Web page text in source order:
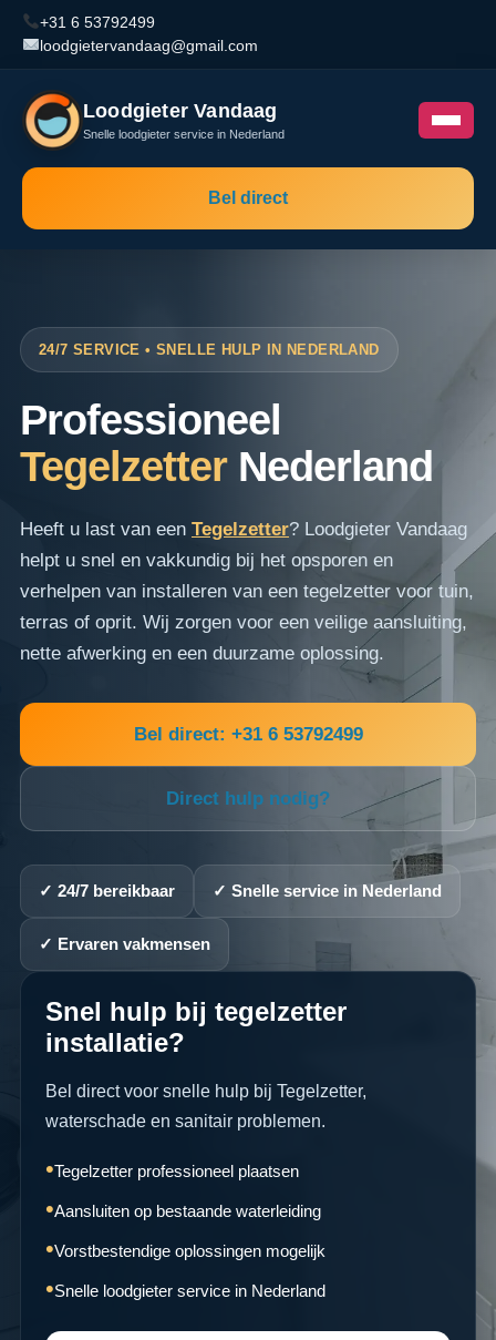
+31 6 53792499
loodgietervandaag@gmail.com
Loodgieter Vandaag
Snelle loodgieter service in Nederland
Bel direct
24/7 SERVICE • SNELLE HULP IN NEDERLAND
Professioneel
TegelzetterNederland
Heeft u last van een Tegelzetter? Loodgieter Vandaag
helpt u snel en vakkundig bij het opsporen en
verhelpen van installeren van een tegelzetter voor tuin,
terras of oprit. Wij zorgen voor een veilige aansluiting,
nette afwerking en een duurzame oplossing.
Bel direct: +31 6 53792499
Direct hulp nodig?
✓ 24/7 bereikbaar ✓ Snelle service in Nederland
✓ Ervaren vakmensen
Snel hulp bij tegelzetter
installatie?
Bel direct voor snelle hulp bij Tegelzetter,
waterschade en sanitair problemen.
Tegelzetter professioneel plaatsen
Aansluiten op bestaande waterleiding
Vorstbestendige oplossingen mogelijk
Snelle loodgieter service in Nederland